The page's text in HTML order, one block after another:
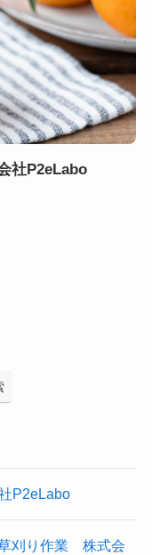
社P2eLabo
P2eLabo
刈り作業 株式会